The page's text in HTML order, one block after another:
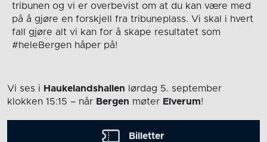
tribunen og vi er overbevist om at du kan være med
på å gjøre en forskjell fra tribuneplass. Vi skal i hvert
fall gjøre alt vi kan for å skape resultatet som
#heleBergen håper på!
Vi ses i Haukelandshallen lørdag 5. september
klokken 15:15 – når Bergen møter Elverum!
Billetter